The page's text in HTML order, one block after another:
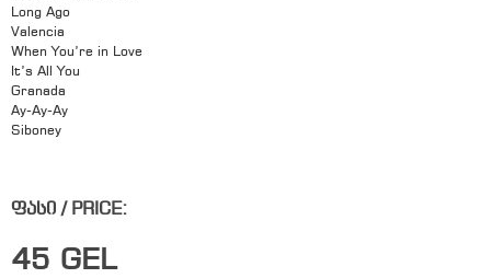
Long Ago
Valencia
When You’re in Love
It’s All You
Granada
Ay-Ay-Ay
Siboney
ფასი / PRICE:
45 GEL